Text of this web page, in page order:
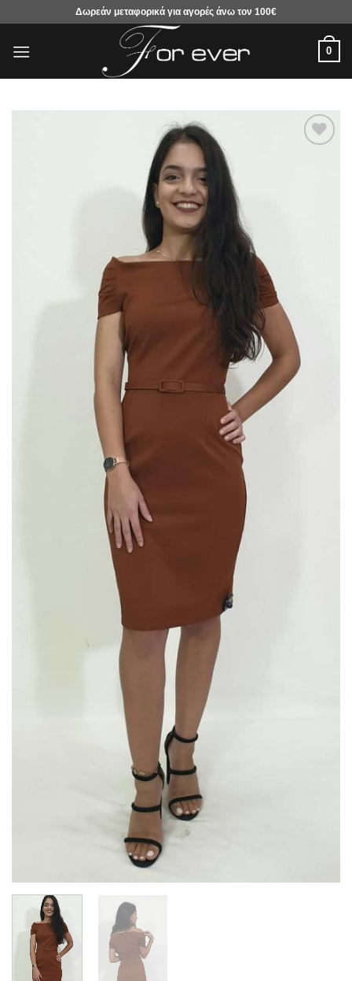
περιεχόμενο
Δωρεάν μεταφορικά για αγορές άνω τον 100€
0